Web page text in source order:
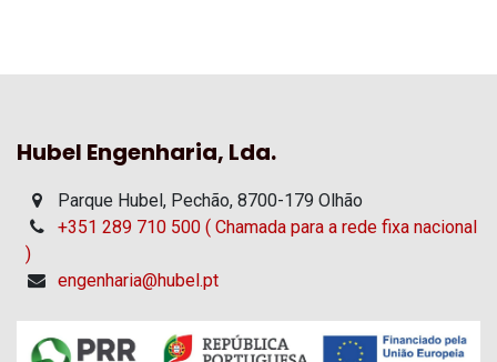
Hubel Engenharia, Lda.
Parque Hubel, Pechão, 8700-179 Olhão
+351 289 710 500 ( Chamada para a rede fixa nacional
)
engenharia@hubel.pt